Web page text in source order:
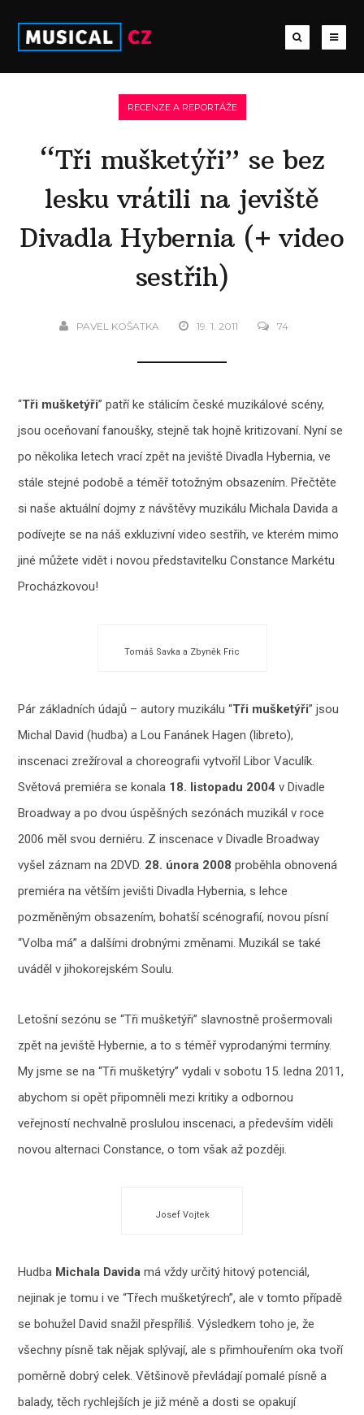
RECENZE A REPORTÁŽE
“Tři mušketýři” se bez
lesku vrátili na jeviště
Divadla Hybernia (+ video
sestřih)
PAVEL KOŠATKA 19. 1. 2011 74
“Tři mušketýři” patří ke stálicím české muzikálové scény,
jsou oceňovaní fanoušky, stejně tak hojně kritizovaní. Nyní se
po několika letech vrací zpět na jeviště Divadla Hybernia, ve
stále stejné podobě a téměř totožným obsazením. Přečtěte
si naše aktuální dojmy z návštěvy muzikálu Michala Davida a
podívejte se na náš exkluzivní video sestřih, ve kterém mimo
jiné můžete vidět i novou představitelku Constance Markétu
Procházkovou!
Tomáš Savka a Zbyněk Fric
Pár základních údajů – autory muzikálu “Tři mušketýři” jsou
Michal David (hudba) a Lou Fanánek Hagen (libreto),
inscenaci zrežíroval a choreografii vytvořil Libor Vaculík.
Světová premiéra se konala 18. listopadu 2004 v Divadle
Broadway a po dvou úspěšných sezónách muzikál v roce
2006 měl svou derniéru. Z inscenace v Divadle Broadway
vyšel záznam na 2DVD. 28. února 2008 proběhla obnovená
premiéra na větším jevišti Divadla Hybernia, s lehce
pozměněným obsazením, bohatší scénografií, novou písní
“Volba má” a dalšími drobnými změnami. Muzikál se také
uváděl v jihokorejském Soulu.
Letošní sezónu se “Tři mušketýři” slavnostně prošermovali
zpět na jeviště Hybernie, a to s téměř vyprodanými termíny.
My jsme se na “Tři mušketýry” vydali v sobotu 15. ledna 2011,
abychom si opět připomněli mezi kritiky a odbornou
veřejností nechvalně proslulou inscenaci, a především viděli
novou alternaci Constance, o tom však až později.
Josef Vojtek
Hudba Michala Davida má vždy určitý hitový potenciál,
nejinak je tomu i ve “Třech mušketýrech”, ale v tomto případě
se bohužel David snažil přespříliš. Výsledkem toho je, že
všechny písně tak nějak splývají, ale s přimhouřením oka tvoří
poměrně dobrý celek. Většinově převládají pomalé písně a
balady, těch rychlejších je již méně a dosti se opakují